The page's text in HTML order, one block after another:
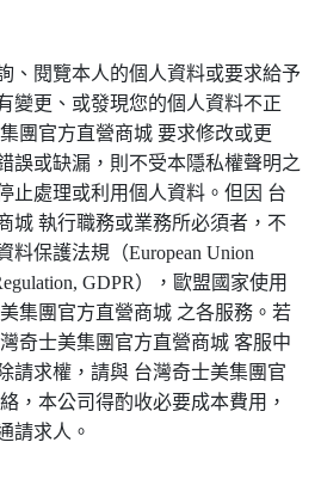
、閱覽本人的個人資料或要求給予
變更、或發現您的個人資料不正
團官方直營商城 要求修改或更
誤或缺漏，則不受本隱私權聲明之
止處理或利用個人資料。但因 台
城 執行職務或業務所必須者，不
料保護法規（European Union
GDPR），歐盟國家使用
集團官方直營商城 之各服務。若
奇士美集團官方直營商城 客服中
請求權，請與 台灣奇士美集團官
，本公司得酌收必要成本費用，
請求人。